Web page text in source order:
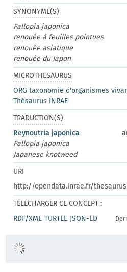
SYNONYME(S)
Fallopia japonica
renouée à feuilles pointues
renouée asiatique
renouée du Japon
MICROTHESAURUS
ORG taxonomie d'organismes
Thésaurus INRAE
TRADUCTION(S)
Reynoutria japonica
Fallopia japonica
Japanese knotweed
URI
http://opendata.inrae.fr/
TÉLÉCHARGER CE CONCEPT :
RDF/XML TURTLE JSON-LD